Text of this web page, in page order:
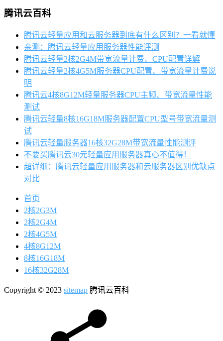
腾讯云百科
腾讯云轻量应用和云服务器到底有什么区别？一看就懂
亲测：腾讯云轻量应用服务器性能评测
腾讯云轻量2核2G4M带宽流量计费、CPU配置详解
腾讯云轻量2核4G5M服务器CPU配置、带宽流量计费说
明
腾讯云4核8G12M轻量服务器CPU主频、带宽流量性能
测试
腾讯云轻量8核16G18M服务器配置CPU型号带宽流量测
试
腾讯云轻量服务器16核32G28M带宽流量性能测评
不要买腾讯云30元轻量应用服务器真心不值得！
超详细：腾讯云轻量应用服务器和云服务器区别优缺点
对比
首页
2核2G3M
2核2G4M
2核4G5M
4核8G12M
8核16G18M
16核32G28M
Copyright © 2023 sitemap 腾讯云百科